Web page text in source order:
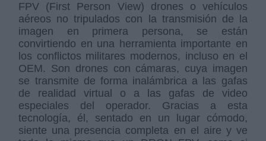
FPV (First Person View) drones o vehículos
aéreos no tripulados con la transmisión de la
imagen en primera persona, se están
convirtiendo en una herramienta importante en
los conflictos militares modernos, incluso en el
OEM. Son drones con cámaras, cuya imagen
se transmite de forma inalámbrica a las gafas
de realidad virtual o a las gafas de video
especiales del operador. Gracias a esta
tecnología, él, sentado en un lugar cómodo,
siente una presencia completa en el aire y ve